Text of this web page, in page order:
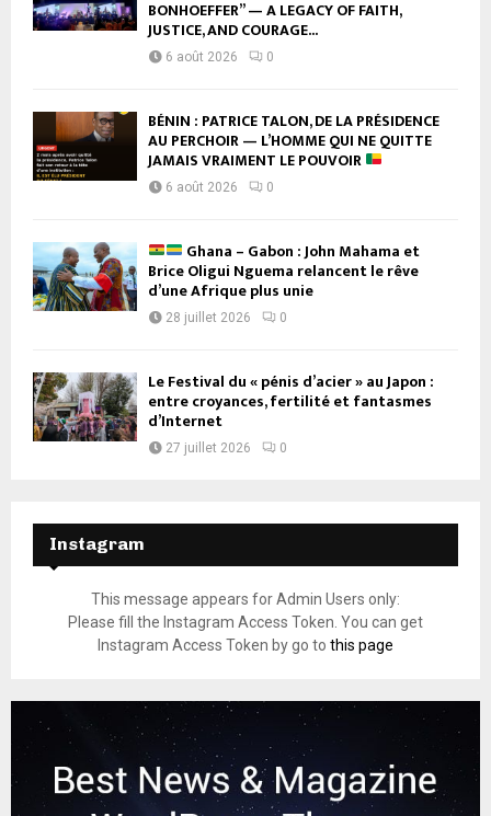
BONHOEFFER” — A LEGACY OF FAITH,
JUSTICE, AND COURAGE...
6 août 2026 0
BÉNIN : PATRICE TALON, DE LA PRÉSIDENCE
AU PERCHOIR — L’HOMME QUI NE QUITTE
JAMAIS VRAIMENT LE POUVOIR
6 août 2026 0
Ghana – Gabon : John Mahama et
Brice Oligui Nguema relancent le rêve
d’une Afrique plus unie
28 juillet 2026 0
Le Festival du « pénis d’acier » au Japon :
entre croyances, fertilité et fantasmes
d’Internet
27 juillet 2026 0
Instagram
This message appears for Admin Users only:
Please fill the Instagram Access Token. You can get
Instagram Access Token by go to this page